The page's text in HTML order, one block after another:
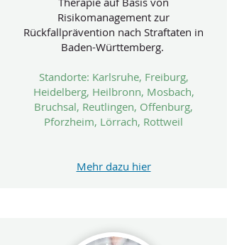
Risikomanagement zur
Rückfallprävention nach Straftaten in
Baden-Württemberg.
Standorte: Karlsruhe, Freiburg,
Heidelberg, Heilbronn, Mosbach,
Bruchsal, Reutlingen, Offenburg,
Pforzheim, Lörrach, Rottweil
Mehr dazu hier